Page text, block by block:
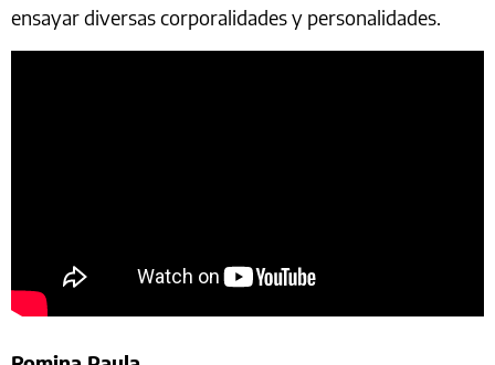
ensayar diversas corporalidades y personalidades.